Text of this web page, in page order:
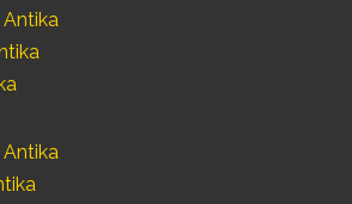
Antika